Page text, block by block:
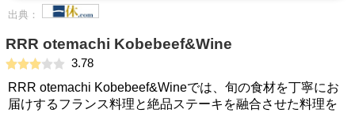
出典：
RRR otemachi Kobebeef&Wine
3.78
RRR otemachi Kobebeef&Wineでは、旬の食材を丁寧にお
届けするフランス料理と絶品ステーキを融合させた料理を